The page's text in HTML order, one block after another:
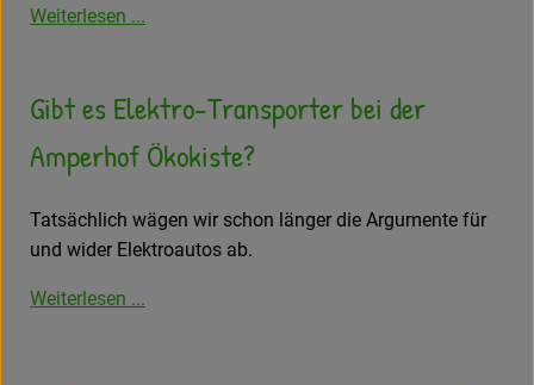
Weiterlesen ...
Gibt es Elektro-Transporter bei der
Amperhof Ökokiste?
Tatsächlich wägen wir schon länger die Argumente für
und wider Elektroautos ab.
Weiterlesen ...